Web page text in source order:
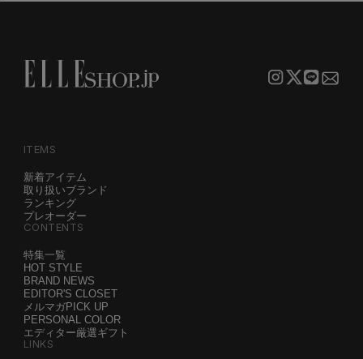
ITEMS
新着アイテム
取り扱いブランド
ランキング
プレオーダー
CONTENTS
特集一覧
HOT STYLE
BRAND NEWS
EDITOR'S CLOSET
メルマガPICK UP
PERSONAL COLOR
エディター厳選ギフト
LINKS